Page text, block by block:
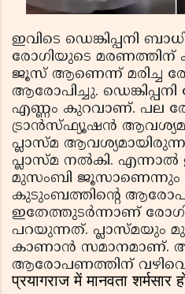
ഇവിടെ ഡെങ്കിപ്പനി
രോഗിയുടെ മരണത്തിന്
ജൂസ് ആണെന്ന് മരിച്ച
ആരോപിച്ചു. ഡെങ്കിപ്പനി
എണ്ണം കുറവാണ്. പല
ട്രാന്‍സ്ഫ്യൂഷന്‍
പ്ലാസ്മ
പ്ലാസ്മ നല്‍കി.
മുസംബി ജൂസാണെന്നും
കുടുംബത്തിന്റെ
ഇതേത്തുടര്‍ന്നാണ് രോഗി
പറയുന്നത്. പ്ലാസ്മയും
കാണാന്‍ സമാനമാണ്.
ആരോപണത്തിന്
प्रयागराज में मानवता शर्मसार